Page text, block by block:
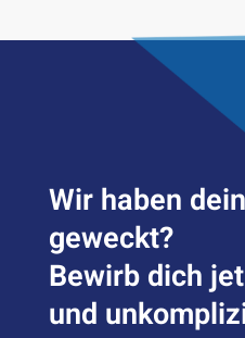
Wir haben
geweckt?
Bewirb dich
und